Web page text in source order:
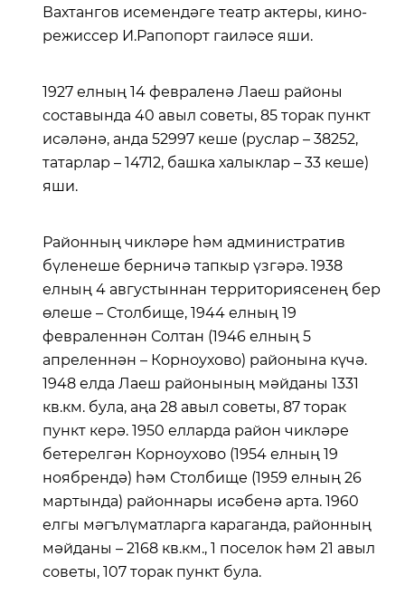
Вахтангов исемендәге театр актеры, кино-
режиссер И.Рапопорт гаиләсе яши.
1927 елның 14 февраленә Лаеш районы
составында 40 авыл советы, 85 торак пункт
исәләнә, анда 52997 кеше (руслар – 38252,
татарлар – 14712, башка халыклар – 33 кеше)
яши.
Районның чикләре һәм административ
бүленеше берничә тапкыр үзгәрә. 1938
елның 4 августыннан территориясенең бер
өлеше – Столбище, 1944 елның 19
февраленнән Солтан (1946 елның 5
апреленнән – Корноухово) районына күчә.
1948 елда Лаеш районының мәйданы 1331
кв.км. була, аңа 28 авыл советы, 87 торак
пункт керә. 1950 елларда район чикләре
бетерелгән Корноухово (1954 елның 19
ноябрендә) һәм Столбище (1959 елның 26
мартында) районнары исәбенә арта. 1960
елгы мәгълүматларга караганда, районның
мәйданы – 2168 кв.км., 1 поселок һәм 21 авыл
советы, 107 торак пункт була.